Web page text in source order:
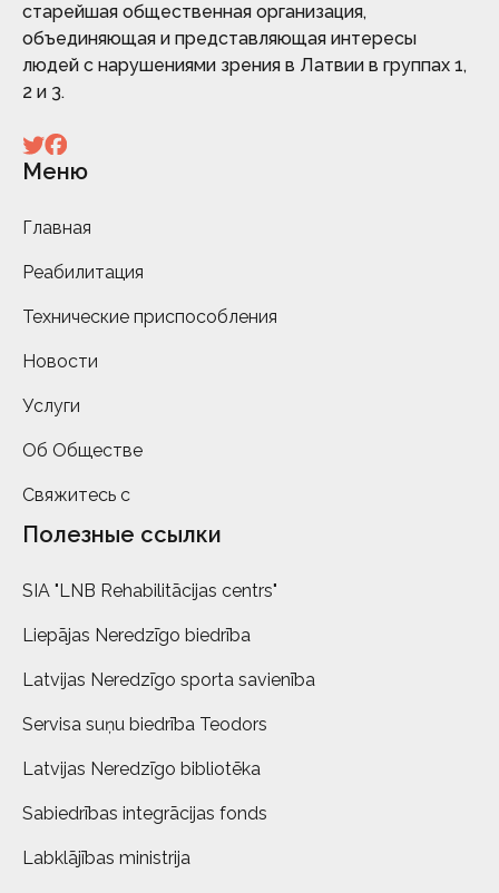
старейшая общественная организация,
объединяющая и представляющая интересы
людей с нарушениями зрения в Латвии в группах 1,
2 и 3.
Меню
Главная
Реабилитация
Технические приспособления
Новости
Услуги
Об Обществе
Свяжитесь с
Полезные ссылки
SIA "LNB Rehabilitācijas centrs"
Liepājas Neredzīgo biedrība
Latvijas Neredzīgo sporta savienība
Servisa suņu biedrība Teodors
Latvijas Neredzīgo bibliotēka
Sabiedrības integrācijas fonds
Labklājības ministrija